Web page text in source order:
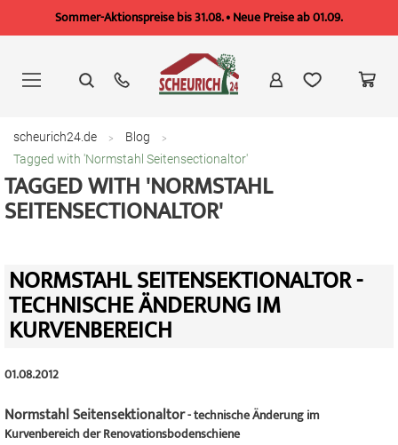
Sommer-Aktionspreise bis 31.08. • Neue Preise ab 01.09.
springen
scheurich24.de
Blog
Tagged with 'Normstahl Seitensectionaltor'
TAGGED WITH 'NORMSTAHL
SEITENSECTIONALTOR'
NORMSTAHL SEITENSEKTIONALTOR -
TECHNISCHE ÄNDERUNG IM
KURVENBEREICH
01.08.2012
Normstahl Seitensektionaltor- technische Änderung im
Kurvenbereich der Renovationsbodenschiene